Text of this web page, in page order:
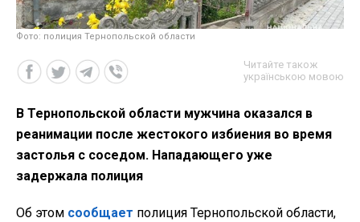
Фото: полиция Тернопольской области
Читайте також
українською мовою
В Тернопольской области мужчина оказался в
реанимации после жестокого избиения во время
застолья с соседом. Нападающего уже
задержала полиция
Об этом сообщает полиция Тернопольской области,